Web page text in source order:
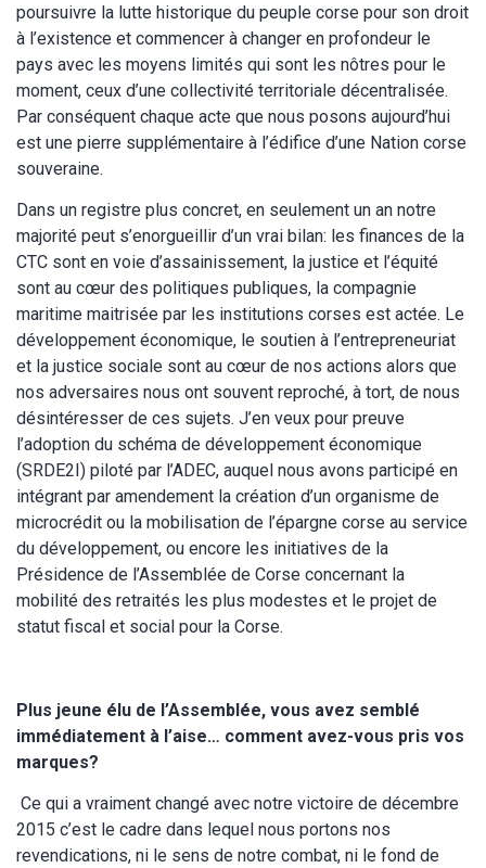
poursuivre la lutte historique du peuple corse pour son droit
à l’existence et commencer à changer en profondeur le
pays avec les moyens limités qui sont les nôtres pour le
moment, ceux d’une collectivité territoriale décentralisée.
Par conséquent chaque acte que nous posons aujourd’hui
est une pierre supplémentaire à l’édifice d’une Nation corse
souveraine.
Dans un registre plus concret, en seulement un an notre
majorité peut s’enorgueillir d’un vrai bilan: les finances de la
CTC sont en voie d’assainissement, la justice et l’équité
sont au cœur des politiques publiques, la compagnie
maritime maitrisée par les institutions corses est actée. Le
développement économique, le soutien à l’entrepreneuriat
et la justice sociale sont au cœur de nos actions alors que
nos adversaires nous ont souvent reproché, à tort, de nous
désintéresser de ces sujets. J’en veux pour preuve
l’adoption du schéma de développement économique
(SRDE2I) piloté par l’ADEC, auquel nous avons participé en
intégrant par amendement la création d’un organisme de
microcrédit ou la mobilisation de l’épargne corse au service
du développement, ou encore les initiatives de la
Présidence de l’Assemblée de Corse concernant la
mobilité des retraités les plus modestes et le projet de
statut fiscal et social pour la Corse.
Plus jeune élu de l’Assemblée, vous avez semblé
immédiatement à l’aise… comment avez-vous pris vos
marques?
Ce qui a vraiment changé avec notre victoire de décembre
2015 c’est le cadre dans lequel nous portons nos
revendications, ni le sens de notre combat, ni le fond de